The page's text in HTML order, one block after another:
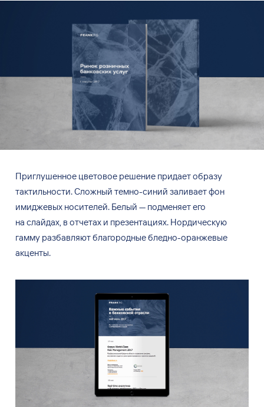
Приглушенное цветовое решение придает образу
тактильности. Сложный темно-синий заливает фон
имиджевых носителей. Белый —подменяет его
на слайдах, в отчетах и презентациях. Нордическую
гамму разбавляют благородные бледно-оранжевые
акценты.